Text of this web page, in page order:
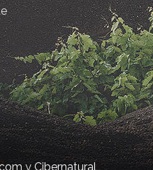
yCibernatural